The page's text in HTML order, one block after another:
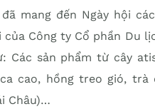
mang đến Ngày hội
Công ty Cổ phần Du
Các sản phẩm từ cây
cao, hồng treo gió,
Châu)…